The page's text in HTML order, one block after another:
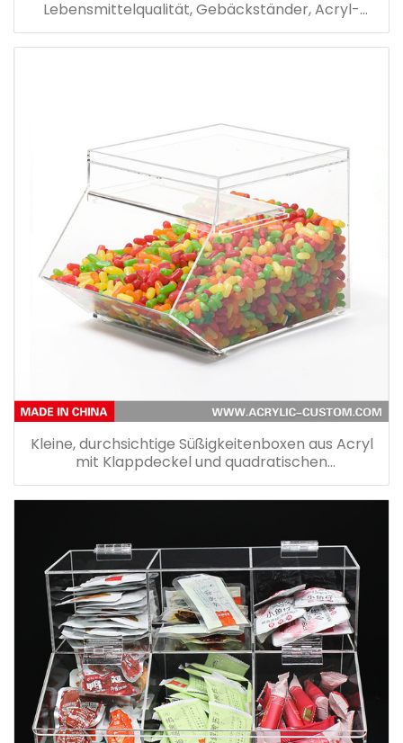
Lebensmittelqualität, Gebäckständer, Acryl-
Lebensmittel-Displayboxen
Kleine, durchsichtige Süßigkeitenboxen aus Acryl
mit Klappdeckel und quadratischen
Lebensmittelboxen